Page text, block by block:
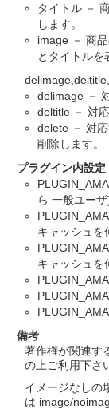
タイトル －
します。
image － 商
とタイトルを
delimage －
deltitle － 対
delete － 対
削除します。
プラグイン内設定
ら 一般ユーザ
キャッシュを
キャッシュを
備考
著作権が関連す
の上ご利用下さ
イメージなしの
は image/